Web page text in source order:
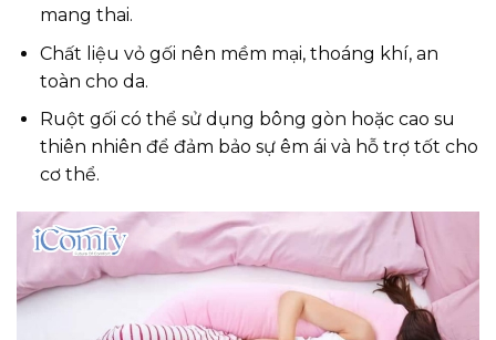
mang thai.
Chất liệu vỏ gối nên mềm mại, thoáng khí, an
toàn cho da.
Ruột gối có thể sử dụng bông gòn hoặc cao su
thiên nhiên để đảm bảo sự êm ái và hỗ trợ tốt cho
cơ thể.